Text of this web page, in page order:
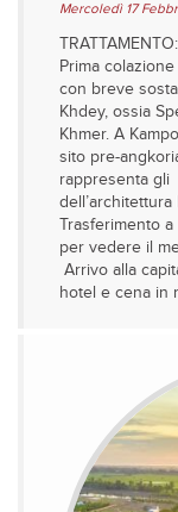
Mercoledì 17
Prima
con breve
Khdey, ossia
Khmer. A
sito pre-
rappresenta gli
Trasferimento
per vedere il
Arrivo alla
hotel e cena in